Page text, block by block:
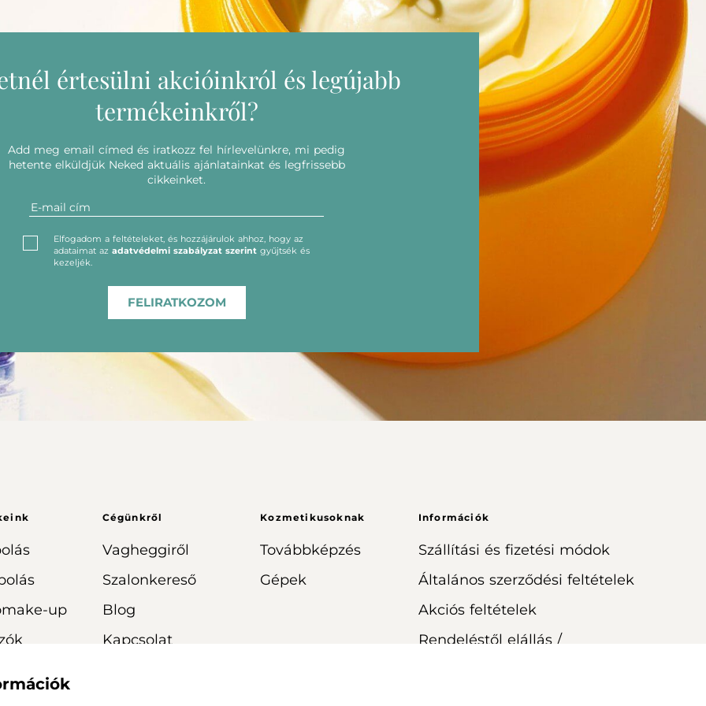
értesülni akcióinkról és legújabb
termékeinkről?
Add meg email címed és iratkozz fel hírlevelünkre, mi pedig
hetente elküldjük Neked aktuális ajánlatainkat és legfrissebb
cikkeinket.
Elfogadom a feltételeket, és hozzájárulok ahhoz, hogy az
adataimat az adatvédelmi szabályzat szerint gyűjtsék és
kezeljék.
FELIRATKOZOM
up
Cégünkről
Vagheggiről
Szalonkereső
Blog
Kapcsolat
Kozmetikusoknak
Továbbképzés
Gépek
Információk
Szállítási és fizetési módok
Általános szerződési feltételek
Akciós feltételek
Rendeléstől elállás /